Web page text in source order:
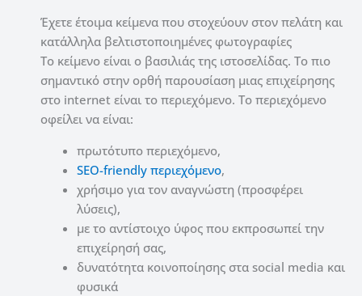
Έχετε έτοιμα κείμενα που στοχεύουν στον πελάτη και
κατάλληλα βελτιστοποιημένες φωτογραφίες
Το κείμενο είναι ο βασιλιάς της ιστοσελίδας. Το πιο
σημαντικό στην ορθή παρουσίαση μιας επιχείρησης
στο internet είναι το περιεχόμενο. Το περιεχόμενο
οφείλει να είναι:
πρωτότυπο περιεχόμενο,
SEO-friendly περιεχόμενο,
χρήσιμο για τον αναγνώστη (προσφέρει
λύσεις),
με το αντίστοιχο ύφος που εκπροσωπεί την
επιχείρησή σας,
δυνατότητα κοινοποίησης στα social media και
φυσικά